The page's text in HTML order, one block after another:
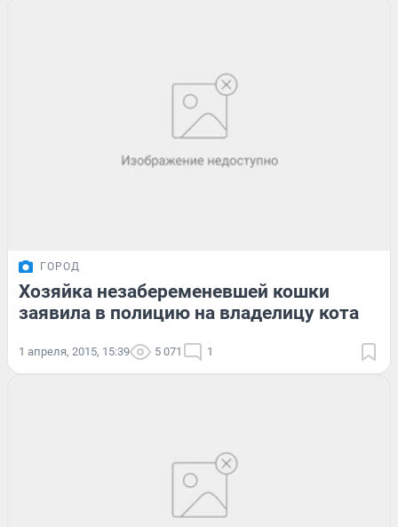
ГОРОД
Хозяйка незабеременевшей кошки
заявила в полицию на владелицу кота
1 апреля, 2015, 15:39 5 071 1